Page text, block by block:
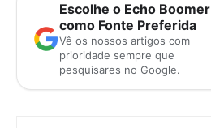
Escolhe o Echo Boomer
como Fonte Preferida
Vê os nossos artigos com
prioridade sempre que
pesquisares no Google.